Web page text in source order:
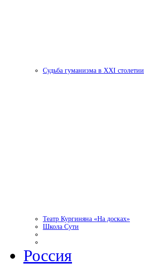
Судьба гуманизма в XXI столетии
Театр Кургиняна «На досках»
Школа Сути
Россия